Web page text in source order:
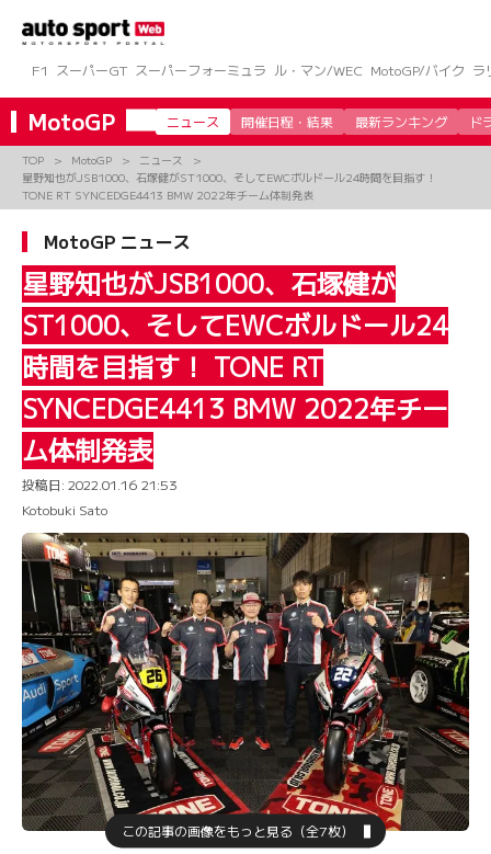
ツ
へ
ス
キ
F1 スーパーGT スーパーフォーミュラ ル・マン/WEC MotoGP/バイク ラ
MotoGP ニュース 開催日程・結果 最新ランキング ド
TOP MotoGP
ニュース
星野知也がJSB1000、石塚健がST1000、そしてEWCボルドール24時間を目指す！
TONE RT SYNCEDGE4413 BMW 2022年チーム体制発表
MotoGP ニュース
星野知也がJSB1000、石塚健が
ST1000、そしてEWCボルドール24
時間を目指す！ TONE RT
SYNCEDGE4413 BMW 2022年チー
ム体制発表
投稿日: 2022.01.16 21:53
Kotobuki Sato
この記事の画像をもっと見る（全7枚）